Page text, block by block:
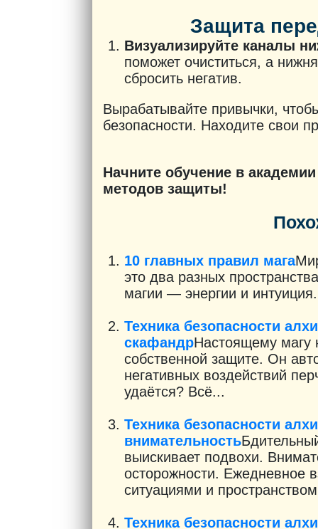
Защита
Визуализируйте каналы
поможет очиститься, а
сбросить негатив.
Вырабатывайте привычки,
безопасности. Находите свои
Начните обучение в
методов защиты!
10 главных правил мага
это два разных
магии — энергии и
Техника безопасности
скафандрНастоящему магу
собственной защите. Он
негативных воздействий
удаётся? Всё...
Техника безопасности
внимательность
выискивает подвохи.
осторожности. Ежедневное
ситуациями и
Техника безопасности